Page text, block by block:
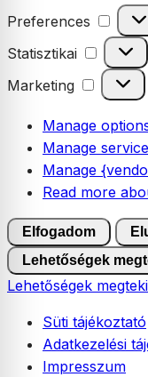
Preferences
Statisztikai
Marketing
Manage
Manage
Manage
Read more
Elfogadom
Lehetőségek
Lehetőségek
Süti tájékoztató
Adatkezelési
Impresszum